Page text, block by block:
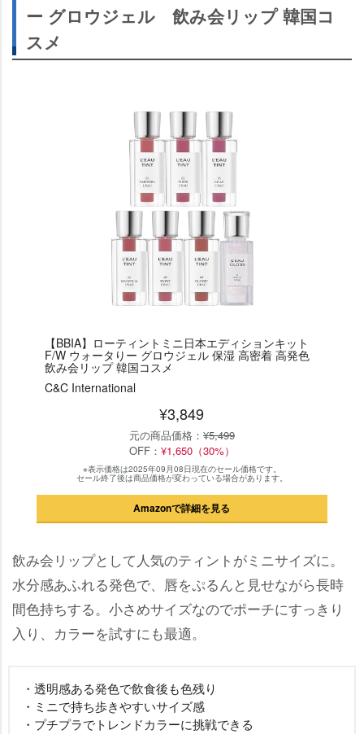
ー グロウジェル 飲み会リップ 韓国コ
スメ
【BBIA】ローティントミニ日本エディションキット
F/W ウォータりー グロウジェル 保湿 高密着 高発色
飲み会リップ 韓国コスメ
C&C International
¥3,849
元の商品価格： ¥5,499
OFF： ¥1,650（30%）
※表示価格は2025年09月08日現在のセール価格です。
セール終了後は商品価格が変わっている場合があります。
Amazonで詳細を見る
飲み会リップとして人気のティントがミニサイズに。
水分感あふれる発色で、唇をぷるんと見せながら長時
間色持ちする。小さめサイズなのでポーチにすっきり
入り、カラーを試すにも最適。
・透明感ある発色で飲食後も色残り
・ミニで持ち歩きやすいサイズ感
・プチプラでトレンドカラーに挑戦できる